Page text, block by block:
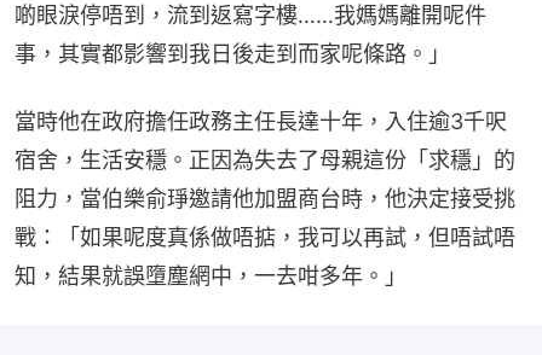
啲眼淚停唔到，流到返寫字樓……我媽媽離開呢件
事，其實都影響到我日後走到而家呢條路。」
當時他在政府擔任政務主任長達十年，入住逾3千呎
宿舍，生活安穩。正因為失去了母親這份「求穩」的
阻力，當伯樂俞琤邀請他加盟商台時，他決定接受挑
戰：「如果呢度真係做唔掂，我可以再試，但唔試唔
知，結果就誤墮塵網中，一去咁多年。」